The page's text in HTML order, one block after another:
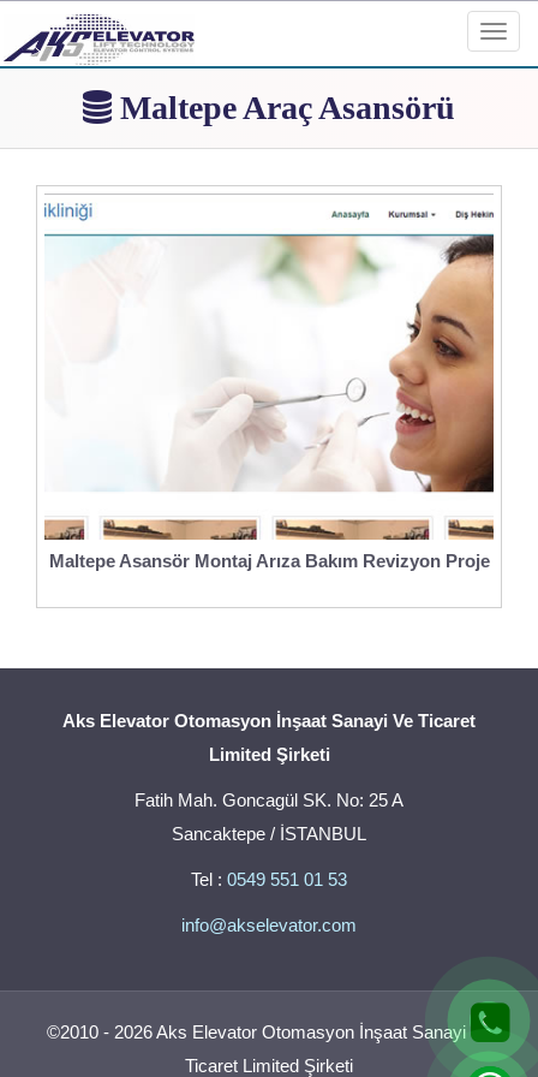
Maltepe Araç Asansörü
Maltepe Asansör Montaj Arıza Bakım Revizyon Proje
Aks Elevator Otomasyon İnşaat Sanayi Ve Ticaret
Limited Şirketi
Fatih Mah. Goncagül SK. No: 25 A
Sancaktepe / İSTANBUL
Tel : 0549 551 01 53
info@akselevator.com
©2010 - 2026 Aks Elevator Otomasyon İnşaat Sanayi Ve
Ticaret Limited Şirketi